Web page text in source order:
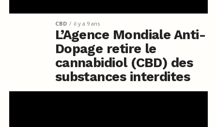
CBD il y a 9 ans
L’Agence Mondiale Anti-
Dopage retire le
cannabidiol (CBD) des
substances interdites